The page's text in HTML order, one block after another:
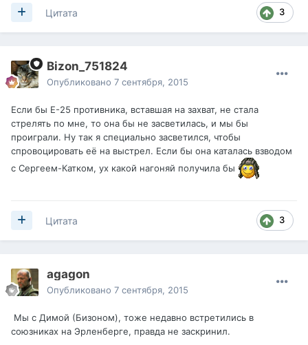
3
Цитата
Bizon_751824
Опубликовано 7 сентября, 2015
Если бы Е-25 противника, вставшая на захват, не стала
стрелять по мне, то она бы не засветилась, и мы бы
проиграли. Ну так я специально засветился, чтобы
спровоцировать её на выстрел. Если бы она каталась взводом
с Сергеем-Катком, ух какой нагоняй получила бы
3
Цитата
agagon
Опубликовано 7 сентября, 2015
Мы с Димой (Бизоном), тоже недавно встретились в
союзниках на Эрленберге, правда не заскринил.